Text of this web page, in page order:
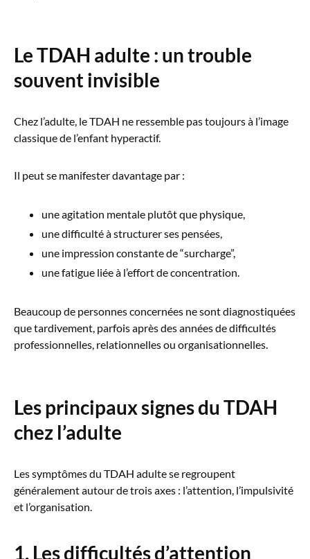
Le TDAH adulte : un trouble
souvent invisible
Chez l’adulte, le TDAH ne ressemble pas toujours à l’image
classique de l’enfant hyperactif.
Il peut se manifester davantage par :
une agitation mentale plutôt que physique,
une difficulté à structurer ses pensées,
une impression constante de “surcharge”,
une fatigue liée à l’effort de concentration.
Beaucoup de personnes concernées ne sont diagnostiquées
que tardivement, parfois après des années de difficultés
professionnelles, relationnelles ou organisationnelles.
Les principaux signes du TDAH
chez l’adulte
Les symptômes du TDAH adulte se regroupent
généralement autour de trois axes : l’attention, l’impulsivité
et l’organisation.
1. Les difficultés d’attention